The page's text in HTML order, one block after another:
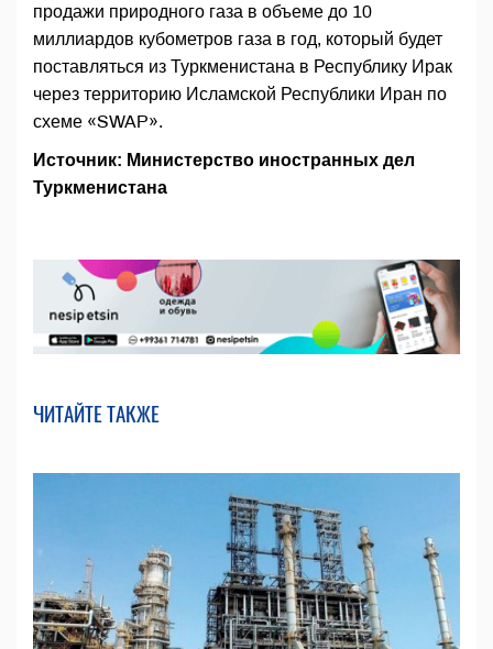
продажи природного газа в объеме до 10
миллиардов кубометров газа в год, который будет
поставляться из Туркменистана в Республику Ирак
через территорию Исламской Республики Иран по
схеме «SWAP».
Источник: Министерство иностранных дел
Туркменистана
ЧИТАЙТЕ ТАКЖЕ